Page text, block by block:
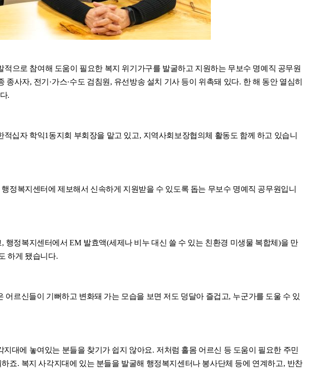
적으로 참여해 도움이 필요한 복지 위기가구를 발굴하고 지원하는 무보수 명예직 공무원
종사자, 전기 ·가스·수도 검침원 , 유선방송 설치 기사 등이 위촉돼 있다. 한 해 동안 열심히
.
적십자 학익1 동지회 부회장을 맡고 있고, 지역사회보장협의체 활동도 함께 하고 있습니
정복지센터에 제보해서 신속하게 지원받을 수 있도록 돕는 무보수 명예직 공무원입니
, 행정복지센터에서EM 발효액(세제나 비누 대신 쓸 수 있는 친환경 미생물 복합체 )을 만
하게 됐습니다.
어르신들이 기뻐하고 변화돼 가는 모습을 보면 저도 덩달아 즐겁고, 누군가를 도울 수 있
대에 놓여있는 분들을 찾기가 쉽지 않아요. 저처럼 홀몸 어르신 등 도움이 필요한 주민
하죠. 복지 사각지대에 있는 분들을 발굴해 행정복지센터나 봉사단체 등에 연계하고, 반찬